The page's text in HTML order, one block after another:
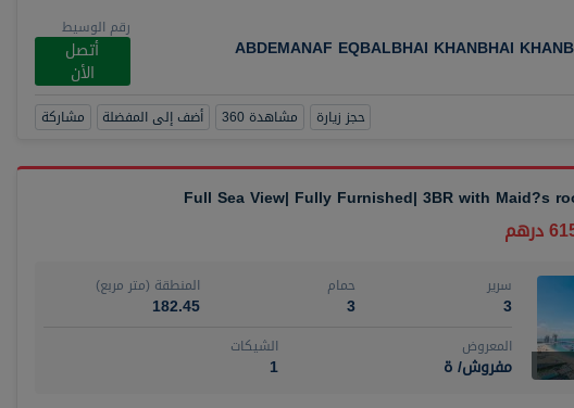
ABDEMANAF EQBALBHAI KHANBHAI
رقم الوسيط
أتصل
الأن
حجز زيارة مشاهدة 360 أضف إلى المفضلة مشاركة
Full Sea View| Fully Furnished| 3BR with Maid?s
سرير
3
حمام
3
المنطقة (متر مربع)
182.45
المعروض
مفروش/ ة
الشيكات
1